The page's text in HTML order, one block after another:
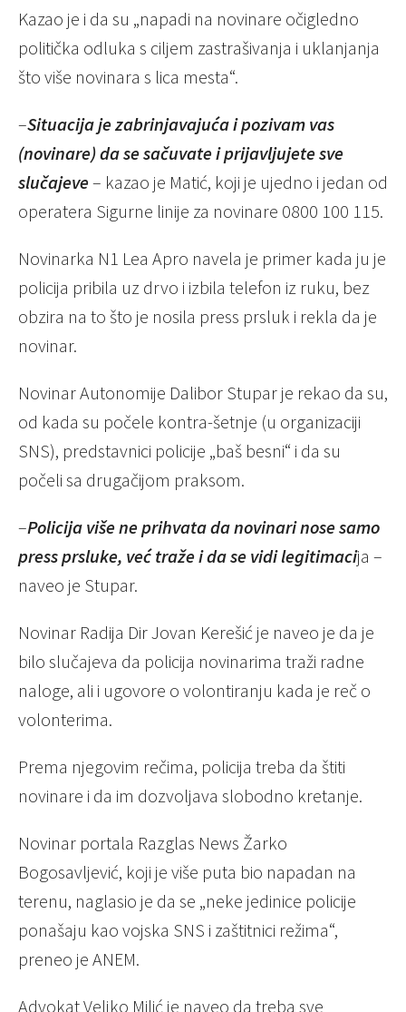
Kazao je i da su „napadi na novinare očigledno
politička odluka s ciljem zastrašivanja i uklanjanja
što više novinara s lica mesta“.
–Situacija je zabrinjavajuća i pozivam vas
(novinare) da se sačuvate i prijavljujete sve
slučajeve– kazao je Matić, koji je ujedno i jedan od
operatera Sigurne linije za novinare 0800 100 115.
Novinarka N1 Lea Apro navela je primer kada ju je
policija pribila uz drvo i izbila telefon iz ruku, bez
obzira na to što je nosila press prsluk i rekla da je
novinar.
Novinar Autonomije Dalibor Stupar je rekao da su,
od kada su počele kontra-šetnje (u organizaciji
SNS), predstavnici policije „baš besni“ i da su
počeli sa drugačijom praksom.
–Policija više ne prihvata da novinari nose samo
press prsluke, već traže i da se vidi legitimacija –
naveo je Stupar.
Novinar Radija Dir Jovan Kerešić je naveo je da je
bilo slučajeva da policija novinarima traži radne
naloge, ali i ugovore o volontiranju kada je reč o
volonterima.
Prema njegovim rečima, policija treba da štiti
novinare i da im dozvoljava slobodno kretanje.
Novinar portala Razglas News Žarko
Bogosavljević, koji je više puta bio napadan na
terenu, naglasio je da se „neke jedinice policije
ponašaju kao vojska SNS i zaštitnici režima“,
preneo je ANEM.
Advokat Veljko Milić je naveo da treba sve